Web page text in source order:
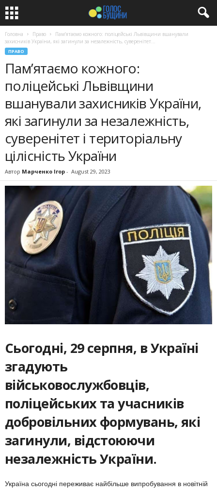
Головна Право
Пам’ятаємо кожного: поліцейські Львівщини вшанували
захисників України, які загинули за незалежність, суверенітет...
ПРАВО
Пам’ятаємо кожного:
поліцейські Львівщини
вшанували захисників України,
які загинули за незалежність,
суверенітет і територіальну
цілісність України
Автор Марченко Ігор - August 29, 2023
Сьогодні, 29 серпня, в Україні
згадують
військовослужбовців,
поліцейських та учасників
добровільних формувань, які
загинули, відстоюючи
незалежність України.
Україна сьогодні переживає найбільше випробування в новітній